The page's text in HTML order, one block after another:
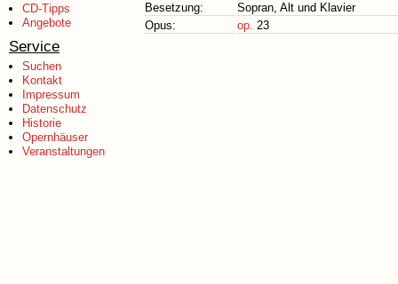
CD-Tipps
Angebote
Service
Suchen
Kontakt
Impressum
Datenschutz
Historie
Opernhäuser
Veranstaltungen
Besetzung:
Sopran, Alt und Klavier
Opus:
op. 23